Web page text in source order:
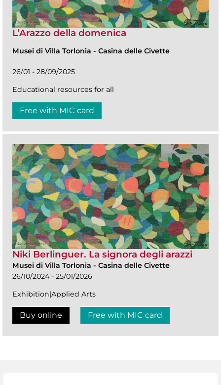
L’Arazzo della domenica
Musei di Villa Torlonia - Casina delle Civette
26/01 - 28/09/2025
Educational resources for all
Free with MIC card
Niki Berlinguer. La signora degli arazzi
Musei di Villa Torlonia - Casina delle Civette
26/10/2024 - 25/01/2026
Exhibition|Applied Arts
Buy online Free with MIC card